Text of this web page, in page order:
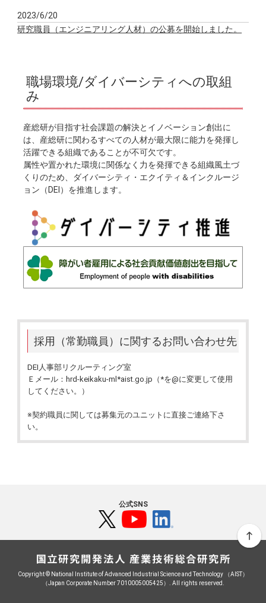
2023/6/20
研究職員（エンジニアリング人材）の公募を開始しました。
職場環境/ダイバーシティへの取組
み
産総研が目指す社会課題の解決とイノベーション創出に
は、産総研に関わるすべての人材が最大限に能力を発揮し
活躍できる組織であることが不可欠です。
属性や置かれた環境に関係なく力を発揮できる組織風土づ
くりのため、ダイバーシティ・エクイティ＆インクルージ
ョン（DEI）を推進します。
採用（常勤職員）に関するお問い合わせ先
DEI人事部リクルーティング室
Ｅメール：hrd-keikaku-ml*aist.go.jp（*を@に変更して使用
してください。）
※契約職員に関しては募集元のユニットに直接ご連絡下さ
い。
公式SNS
Copyright © National Institute of Advanced Industrial Science and Technology （AIST）
（Japan Corporate Number 7010005005425）. All rights reserved.